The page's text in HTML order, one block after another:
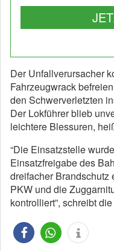
Der Unfallverursacher
Fahrzeugwrack
den Schwerverletzten
Der Lokführer blieb
leichtere Blessuren,
“Die Einsatzstelle
Einsatzfreigabe des
dreifacher Brandschutz
PKW und die
kontrolliert”, schreibt